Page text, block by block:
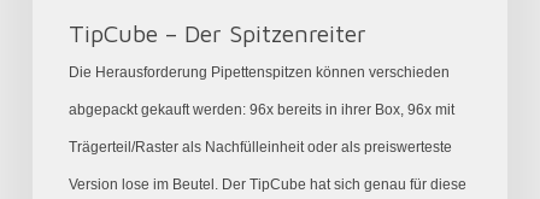
TipCube – Der Spitzenreiter
Die Herausforderung Pipettenspitzen können verschieden
abgepackt gekauft werden: 96x bereits in ihrer Box, 96x mit
Trägerteil/Raster als Nachfülleinheit oder als preiswerteste
Version lose im Beutel. Der TipCube hat sich genau für diese